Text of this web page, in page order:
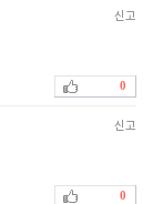
신고
0
신고
0